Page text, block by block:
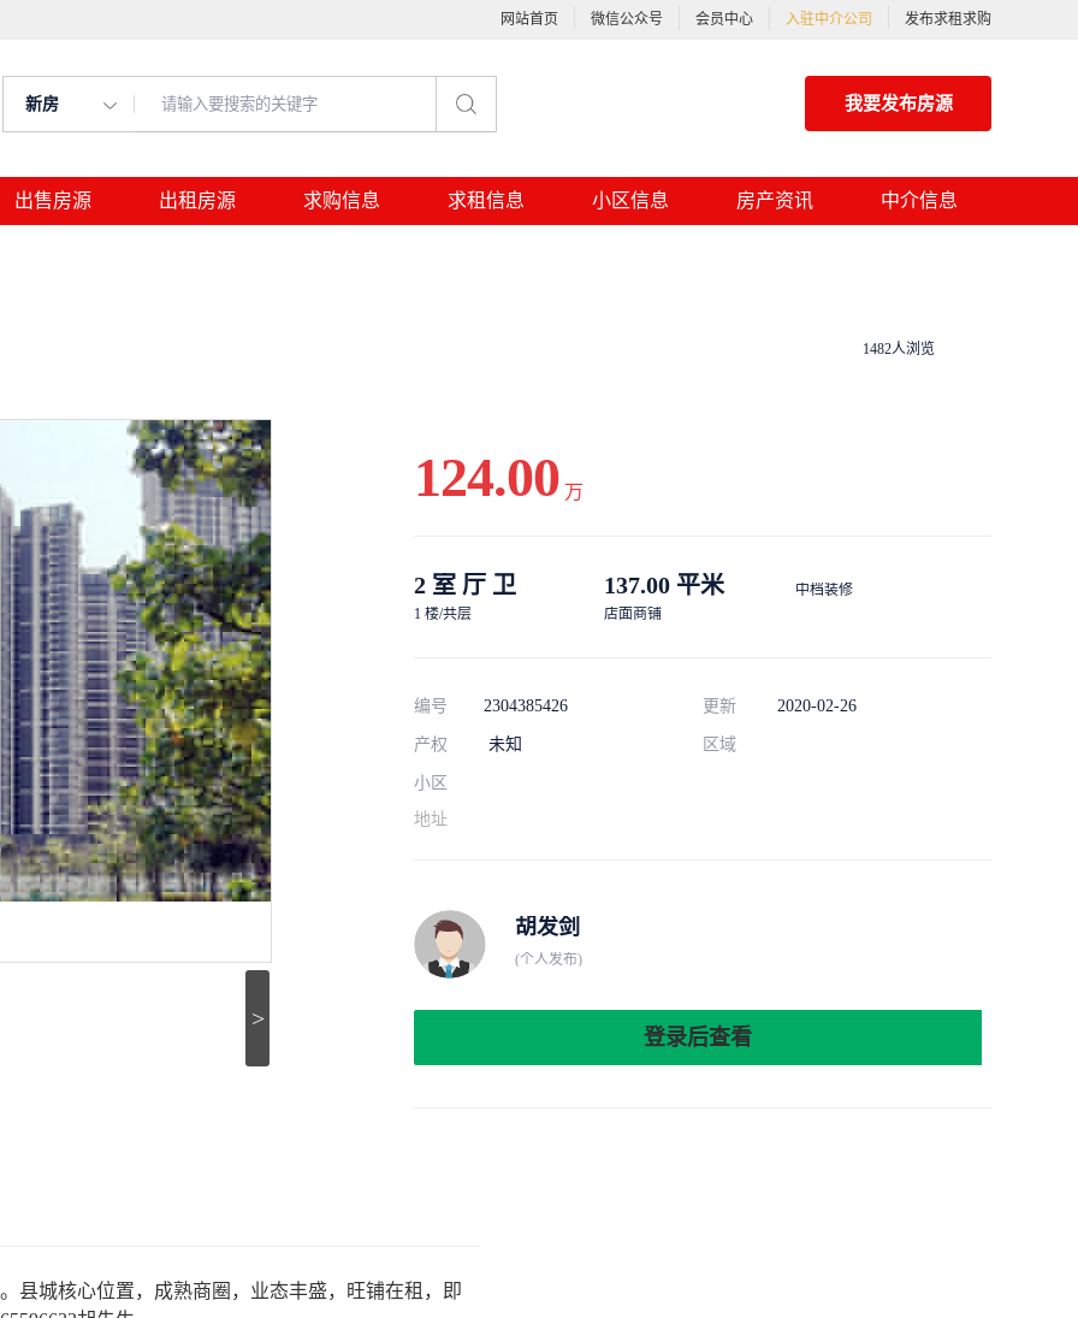
网站首页 微信公众号 会员中心 入驻中介公司 发布求租求购
新房 我要发布房源
出售房源 出租房源 求购信息 求租信息 小区信息 房产资讯 中介信息
1482人浏览
>
124.00 万
2 室 厅 卫
1 楼/共层
137.00 平米
店面商铺
中档装修
编号 2304385426 更新 2020-02-26
产权 未知 区域
小区
地址
胡发剑
(个人发布)
登录后查看
县城核心位置，成熟商圈，业态丰盛，旺铺在租，即